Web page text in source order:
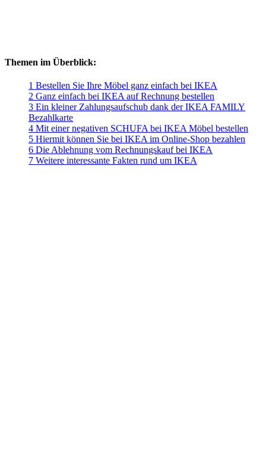
Themen im Überblick:
1 Bestellen Sie Ihre Möbel ganz einfach bei IKEA
2 Ganz einfach bei IKEA auf Rechnung bestellen
3 Ein kleiner Zahlungsaufschub dank der IKEA FAMILY
Bezahlkarte
4 Mit einer negativen SCHUFA bei IKEA Möbel bestellen
5 Hiermit können Sie bei IKEA im Online-Shop bezahlen
6 Die Ablehnung vom Rechnungskauf bei IKEA
7 Weitere interessante Fakten rund um IKEA